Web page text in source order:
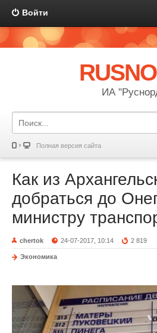
Войти
ИА
Полная версия сайта
Как из
добраться до
министру
chertok 24-07-2017, 10:14 2 819
Экономика